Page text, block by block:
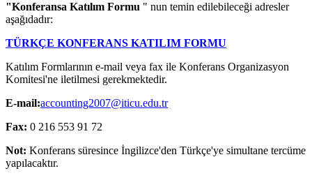
"Konferansa Katılım Formu " nun temin edilebileceği adresler
aşağıdadır:
TÜRKÇE KONFERANS KATILIM FORMU
Katılım Formlarının e-mail veya fax ile Konferans Organizasyon
Komitesi'ne iletilmesi gerekmektedir.
E-mail:accounting2007@iticu.edu.tr
Fax: 0 216 553 91 72
Not: Konferans süresince İngilizce'den Türkçe'ye simultane tercüme
yapılacaktır.